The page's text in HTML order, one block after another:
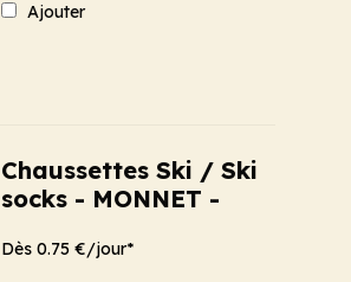
Ajouter
Chaussettes Ski / Ski
socks - MONNET -
Dès 0.75 €/jour*